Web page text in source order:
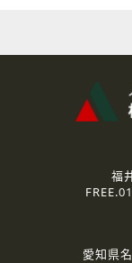
資料送付、受講
その他、お問い
なお、ご連絡手
2.個人情報の第三
ご提供いただいた
3.個人情報の取り
弊社の定める個
福
FREE.
愛知県